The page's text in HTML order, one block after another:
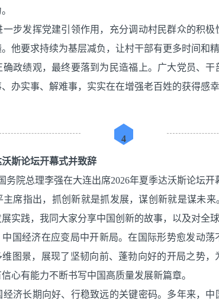
步发挥党建引领作用，充分调动村民群众的积
他要求持续为基层减负，让村干部有更多时间和
政绩观，最终要落到为民造福上。广大党员、
办实事、解难事，实实在在增强老百姓的获得感幸
4
斯论坛开幕式并致辞
务院总理李强在大连出席2026年夏季达沃斯论坛开
席指出，抓创新就是抓发展，谋创新就是谋未来
实践，我同大家分享中国创新的故事，以及对全
中国经济在应变局中开新局。在国际形势愈发动
维图景，展现了坚韧向前、蓬勃向好的开局之势
心有能力不断书写中国高质量发展新篇章。
济长期向好、行稳致远的关键密码。多年来，